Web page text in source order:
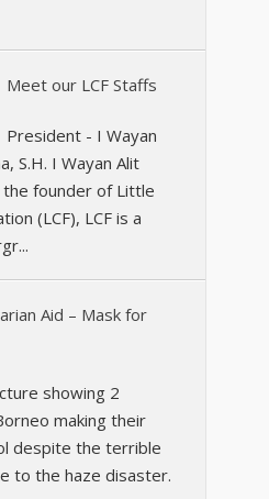
Meet our LCF Staffs
President - I Wayan
S.H. I Wayan Alit
the founder of Little
(LCF), LCF is a
Aid – Mask for
showing 2
making their
despite the terrible
to the haze disaster.